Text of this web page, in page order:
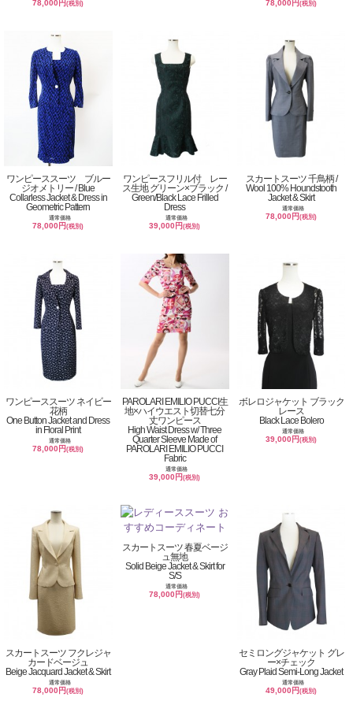
78,000円(税別) 78,000円(税別)
ワンピーススーツ ブルー
ジオメトリー / Blue
Collarless Jacket & Dress in
Geometric Pattern
通常価格
78,000円(税別)
ワンピースフリル付 レー
ス生地 グリーン×ブラック /
Green/Black Lace Frilled
Dress
通常価格
39,000円(税別)
スカートスーツ 千鳥柄 /
Wool 100% Houndstooth
Jacket & Skirt
通常価格
78,000円(税別)
ワンピーススーツ ネイビー
花柄
One Button Jacket and Dress
in Floral Print
通常価格
78,000円(税別)
PAROLARI EMILIO PUCCI生
地×ハイウエスト切替七分
丈ワンピース
High Waist Dress w/ Three
Quarter Sleeve Made of
PAROLARI EMILIO PUCCI
Fabric
通常価格
39,000円(税別)
ボレロジャケット ブラック
レース
Black Lace Bolero
通常価格
39,000円(税別)
スカートスーツ フクレジャ
カードベージュ
Beige Jacquard Jacket & Skirt
通常価格
78,000円(税別)
スカートスーツ 春夏ベージ
ュ無地
Solid Beige Jacket & Skirt for
S/S
通常価格
78,000円(税別)
セミロングジャケット グレ
ー×チェック
Gray Plaid Semi-Long Jacket
通常価格
49,000円(税別)